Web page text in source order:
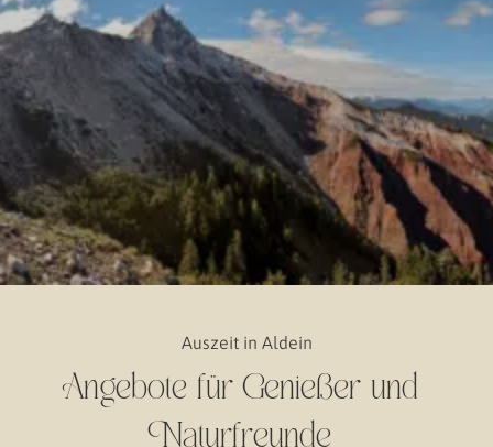
Angebote für Genießer und
Naturfreunde
Auszeit in Aldein